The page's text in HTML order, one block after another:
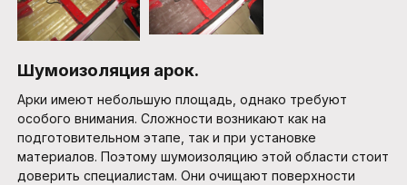
Шумоизоляция арок.
Арки имеют небольшую площадь, однако требуют
особого внимания. Сложности возникают как на
подготовительном этапе, так и при установке
материалов. Поэтому шумоизоляцию этой области стоит
доверить специалистам. Они очищают поверхности